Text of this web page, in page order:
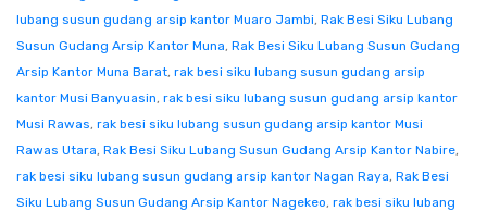
lubang susun gudang arsip kantor Muaro Jambi, Rak Besi Siku Lubang
Susun Gudang Arsip Kantor Muna, Rak Besi Siku Lubang Susun Gudang
Arsip Kantor Muna Barat, rak besi siku lubang susun gudang arsip
kantor Musi Banyuasin, rak besi siku lubang susun gudang arsip kantor
Musi Rawas, rak besi siku lubang susun gudang arsip kantor Musi
Rawas Utara, Rak Besi Siku Lubang Susun Gudang Arsip Kantor Nabire,
rak besi siku lubang susun gudang arsip kantor Nagan Raya, Rak Besi
Siku Lubang Susun Gudang Arsip Kantor Nagekeo, rak besi siku lubang